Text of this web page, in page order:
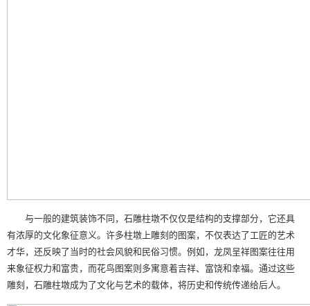
与一般的建筑装饰不同，石雕柱墩不仅仅是结构的支撑部分，它还具
有浓厚的文化象征意义。许多柱墩上雕刻的图案，不仅表达了工匠的艺术
才华，还反映了当时的社会风貌和民俗习惯。例如，龙凤呈祥图案往往用
来象征权力和富贵，而花鸟图案则多寓意着吉祥、富饶和幸福。通过这些
雕刻，石雕柱墩成为了文化与艺术的载体，将历史和传统传递给后人。